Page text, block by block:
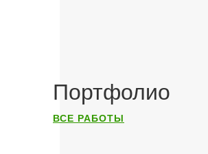
Портфолио
ВСЕ РАБОТЫ